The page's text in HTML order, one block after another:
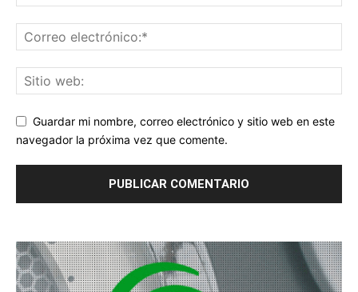
Guardar mi nombre, correo electrónico y sitio web en este
navegador la próxima vez que comente.